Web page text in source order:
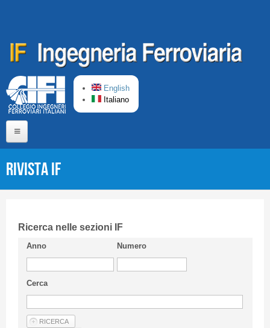
English
Italiano
CIFI in breve
Linee Guida
Privacy Policy
Articoli
Rivista IF
Ricerca nelle sezioni IF
Anno Numero
Cerca